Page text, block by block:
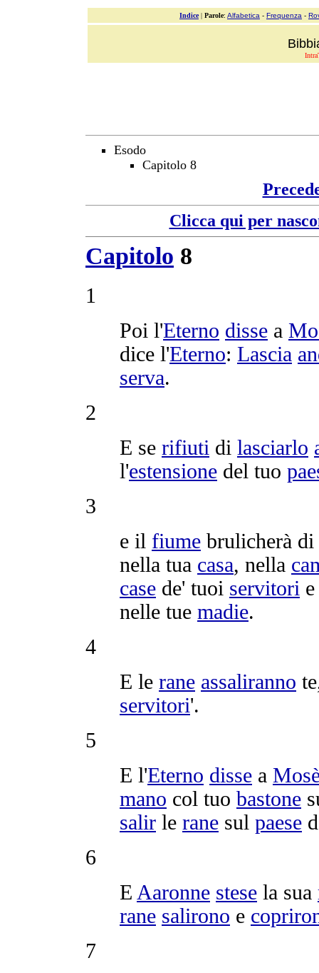
Indice| Parole: Alfabetica - Frequenza -
Esodo
Capitolo 8
Clicca qui per
Capitolo 8
1
Poi l'Eterno disse a
dice l'Eterno: Lascia
serva.
2
E se rifiuti di lasciarlo
l'estensione del tuo
3
e il fiume brulicherà di
nella tua casa, nella
case de' tuoi servitori
nelle tue madie.
4
E le rane assaliranno
servitori'.
5
E l'Eterno disse a
mano col tuo bastone
salir le rane sul paese
6
E Aaronne stese la sua
rane salirono e
7